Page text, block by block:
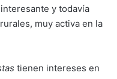
y todavía
muy activa en la
tienen intereses en